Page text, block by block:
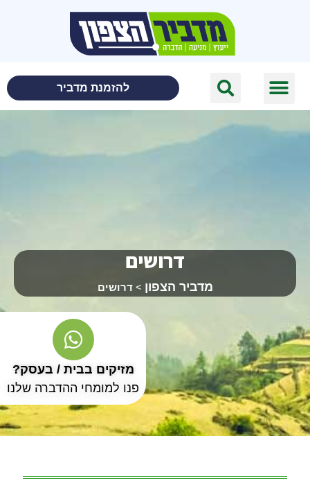
להזמנת מדביר
דרושים
מדביר הצפון >דרושים
מזיקים בבית / בעסק?
פנו למומחי ההדברה שלנו